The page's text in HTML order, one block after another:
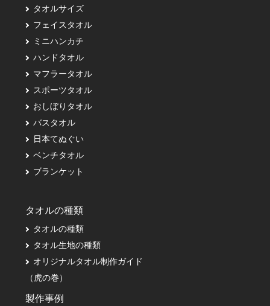
タオルサイズ
フェイスタオル
ミニハンカチ
ハンドタオル
マフラータオル
スポーツタオル
おしぼりタオル
バスタオル
日本てぬぐい
ベンチタオル
ブランケット
タオルの種類
タオルの種類
タオル生地の種類
オリジナルタオル制作ガイド
（虎の巻）
製作事例